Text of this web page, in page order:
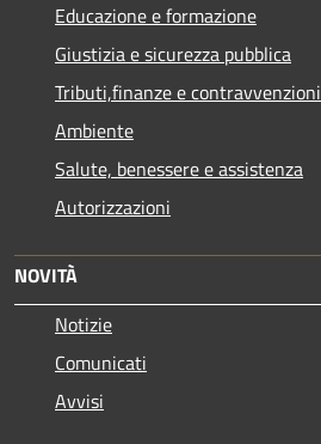
Educazione e formazione
Giustizia e sicurezza pubblica
Tributi,finanze e contravvenzioni
Ambiente
Salute, benessere e assistenza
Autorizzazioni
NOVITÀ
Notizie
Comunicati
Avvisi